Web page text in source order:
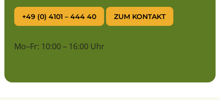
+49 (0) 4101 – 444 40 ZUM KONTAKT
Mo–Fr: 10:00 – 16:00 Uhr